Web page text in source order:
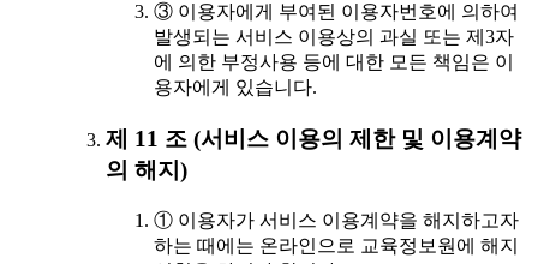
③ 이용자에게 부여된 이용자번호에 의하여
발생되는 서비스 이용상의 과실 또는 제3자
에 의한 부정사용 등에 대한 모든 책임은 이
용자에게 있습니다.
제 11 조 (서비스 이용의 제한 및 이용계약
의 해지)
① 이용자가 서비스 이용계약을 해지하고자
하는 때에는 온라인으로 교육정보원에 해지